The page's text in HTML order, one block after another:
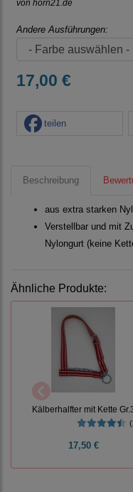
von horn21.de
Andere Ausführungen:
17,00 €
teilen
Beschreibung
aus extra starken
Verstellbar und mit
Nylongurt (keine
Ähnliche Produkte:
Kälberhalfter mit Kette
17,50 €